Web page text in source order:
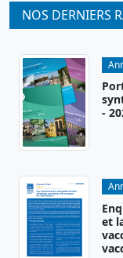
NOS DERNIERS
-
et